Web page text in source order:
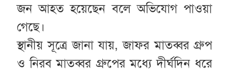
জন আহত হয়েছেন বলে অভিযোগ পাওয়া
গেছে।
স্থানীয় সূত্রে জানা যায়, জাফর মাতব্বর গ্রুপ
ও নিরব মাতব্বর গ্রুপের মধ্যে দীর্ঘদিন ধরে